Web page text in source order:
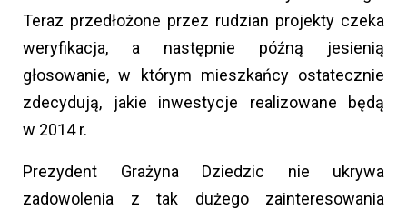
Teraz przedłożone przez rudzian projekty czeka
weryfikacja, a następnie późną jesienią
głosowanie, w którym mieszkańcy ostatecznie
zdecydują, jakie inwestycje realizowane będą
w 2014 r.
Prezydent Grażyna Dziedzic nie ukrywa
zadowolenia z tak dużego zainteresowania